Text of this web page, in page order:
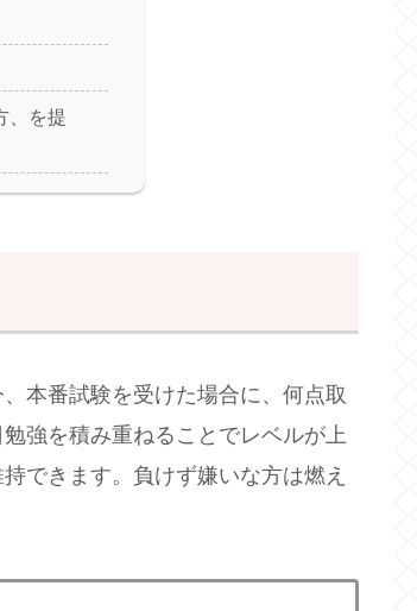
、を提
本番試験を受けた場合に、何点取
強を積み重ねることでレベルが上
できます。負けず嫌いな方は燃え